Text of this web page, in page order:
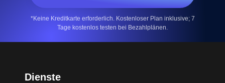
*Keine Kreditkarte erforderlich. Kostenloser Plan inklusive; 7
Tage kostenlos testen bei Bezahlplänen.
Dienste